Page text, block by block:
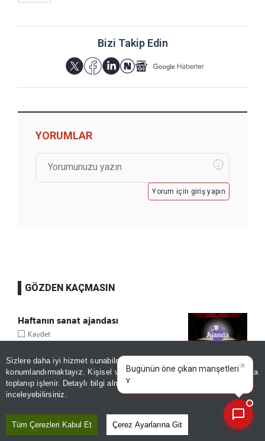
Sizlere daha iyi hizmet sunabilmek adına sitemizde
konumlandırmaktayız. Kişisel verileriniz, KVKK ve GDPR kapsamında
toplanıp işlenir. Detaylı bilgi almak için
inceleyebilirsiniz.
Tüm Çerezleri Kabul Et Çerez Ayarlarına Git
Bizi Takip Edin
YORUMLAR
Yorum için giriş yapın
GÖZDEN KAÇMASIN
Haftanın sanat ajandası
Kaydet
Sturm Graz'dan Fenerbahçe itirafı:
"Mümkün değil"
×
Bugünün öne çıkan manşetleri
ve gelişmeleri neler?